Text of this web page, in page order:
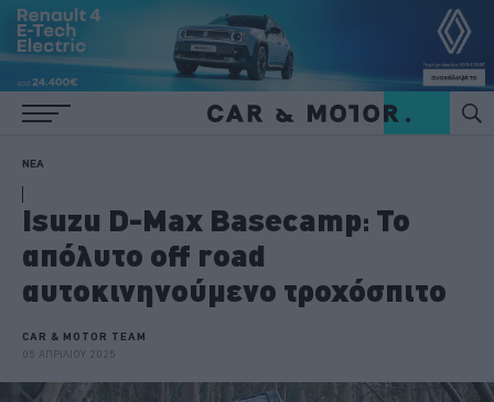
ΝΕΑ
Isuzu D-Max Basecamp: Το
απόλυτο off road
αυτοκινηνούμενο τροχόσπιτο
CAR & MOTOR TEAM
05 ΑΠΡΙΛΙΟΥ 2025